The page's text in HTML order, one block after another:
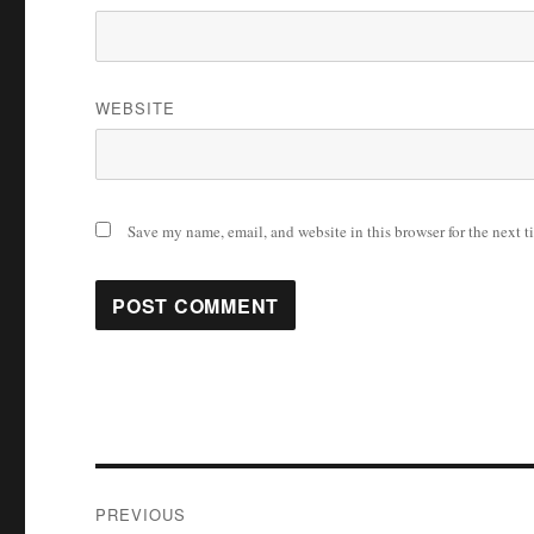
WEBSITE
Save my name, email, and website in this browser for the next
PREVIOUS